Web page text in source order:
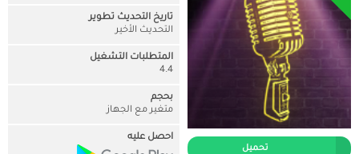
تحميل
تاريخ التحديث تطوير
التحديث الأخير
المتطلبات التشغيل
4.4
بحجم
متغير مع الجهاز
احصل عليه